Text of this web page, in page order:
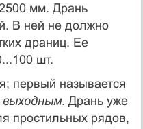
мм. Дрань
В ней не должно
драниц. Ее
шт.
первый называется
выходным. Дрань уже
простильных рядов,